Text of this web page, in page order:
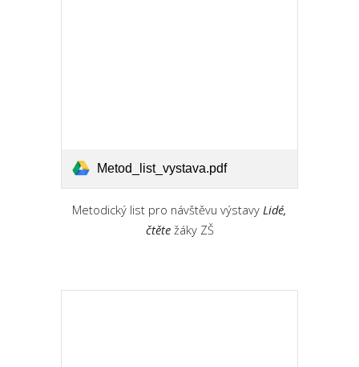
Metod_list_vystava.pdf
Metodický list pro návštěvu výstavy Lidé,
čtětežáky ZŠ